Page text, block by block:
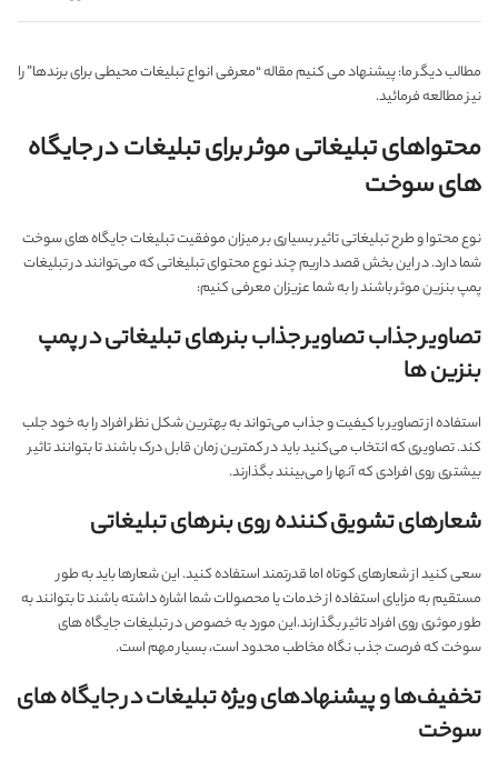
مطالب دیگر ما: پیشنهاد می کنیم مقاله “معرفی انواع تبلیغات محیطی برای برندها” را
نیز مطالعه فرمائید.
محتواهای تبلیغاتی موثر برای تبلیغات در جایگاه
های سوخت
نوع محتوا و طرح تبلیغاتی تاثیر بسیاری بر میزان موفقیت تبلیغات جایگاه های سوخت
شما دارد. در این بخش قصد داریم چند نوع محتوای تبلیغاتی که می‌توانند در تبلیغات
پمپ بنزین موثر باشند را به شما عزیزان معرفی کنیم:
تصاویر جذاب تصاویر جذاب بنرهای تبلیغاتی در پمپ
بنزین ها
استفاده از تصاویر با کیفیت و جذاب می‌تواند به بهترین شکل نظر افراد را به خود جلب
کند. تصاویری که انتخاب می‌کنید باید در کمترین زمان قابل درک باشند تا بتوانند تاثیر
بیشتری روی افرادی که آنها را می‌بینند بگذارند.
شعارهای تشویق کننده روی بنرهای تبلیغاتی
سعی کنید از شعارهای کوتاه اما قدرتمند استفاده کنید. این شعارها باید به طور
مستقیم به مزایای استفاده از خدمات یا محصولات شما اشاره داشته باشند تا بتوانند به
طور موثری روی افراد تاثیر بگذارند.این مورد به خصوص در تبلیغات جایگاه های
سوخت که فرصت جذب نگاه مخاطب محدود است، بسیار مهم است.
تخفیف‌ها و پیشنهادهای ویژه تبلیغات در جایگاه های
سوخت